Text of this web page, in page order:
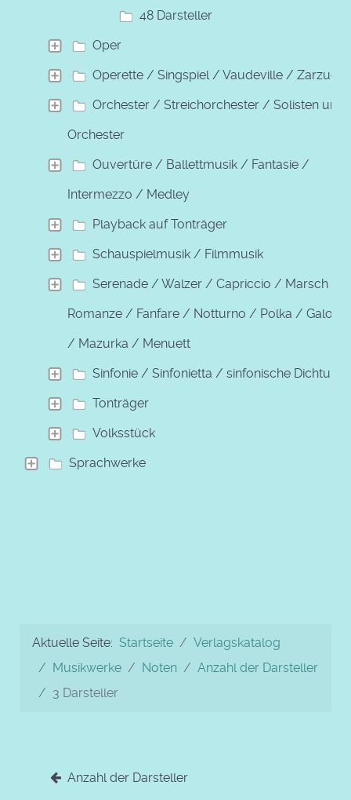
48 Darsteller
Oper
Operette / Singspiel / Vaudeville / Zarzuela
Orchester / Streichorchester / Solisten und
Orchester
Ouvertüre / Ballettmusik / Fantasie /
Intermezzo / Medley
Playback auf Tonträger
Schauspielmusik / Filmmusik
Serenade / Walzer / Capriccio / Marsch /
Romanze / Fanfare / Notturno / Polka / Galopp
/ Mazurka / Menuett
Sinfonie / Sinfonietta / sinfonische Dichtung
Tonträger
Volksstück
Sprachwerke
Aktuelle Seite: Startseite
Verlagskatalog
Musikwerke
Noten
Anzahl der Darsteller
3 Darsteller
Anzahl der Darsteller